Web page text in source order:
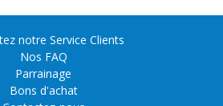
notre Service Clients
Nos FAQ
Parrainage
Bons d'achat